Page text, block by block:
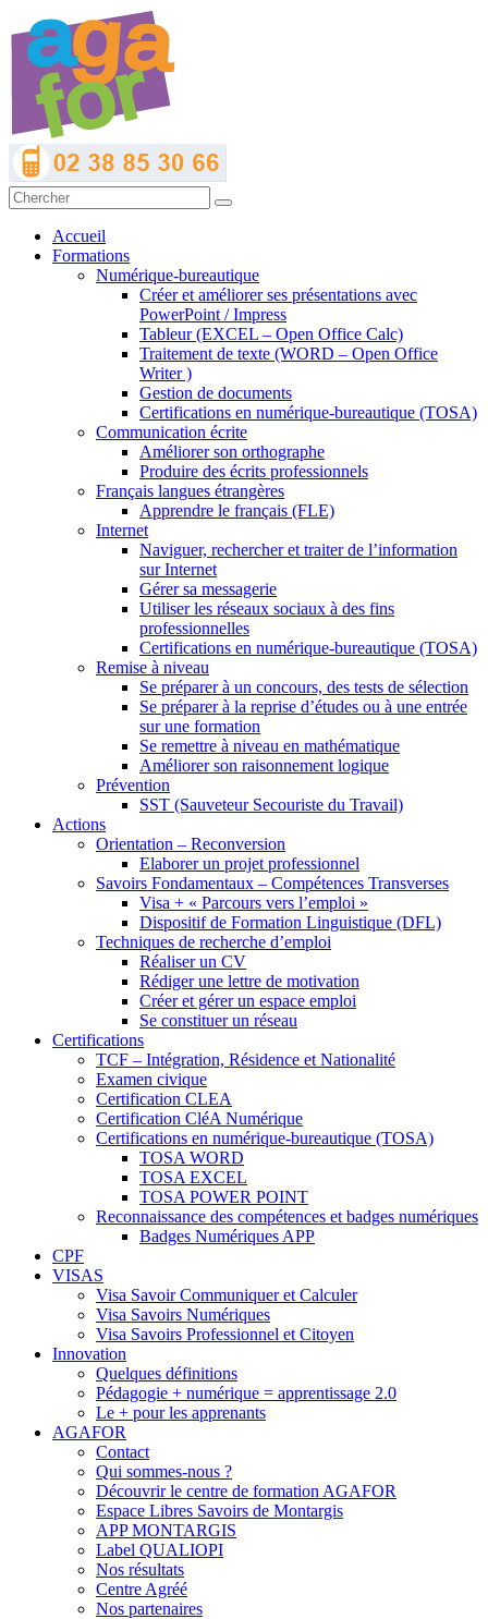
Accueil
Formations
Numérique-bureautique
Créer et améliorer ses présentations avec
PowerPoint / Impress
Tableur (EXCEL – Open Office Calc)
Traitement de texte (WORD – Open Office
Writer )
Gestion de documents
Certifications en numérique-bureautique (TOSA)
Communication écrite
Améliorer son orthographe
Produire des écrits professionnels
Français langues étrangères
Apprendre le français (FLE)
Internet
Naviguer, rechercher et traiter de l’information
sur Internet
Gérer sa messagerie
Utiliser les réseaux sociaux à des fins
professionnelles
Certifications en numérique-bureautique (TOSA)
Remise à niveau
Se préparer à un concours, des tests de sélection
Se préparer à la reprise d’études ou à une entrée
sur une formation
Se remettre à niveau en mathématique
Améliorer son raisonnement logique
Prévention
SST (Sauveteur Secouriste du Travail)
Actions
Orientation – Reconversion
Elaborer un projet professionnel
Savoirs Fondamentaux – Compétences Transverses
Visa + « Parcours vers l’emploi »
Dispositif de Formation Linguistique (DFL)
Techniques de recherche d’emploi
Réaliser un CV
Rédiger une lettre de motivation
Créer et gérer un espace emploi
Se constituer un réseau
Certifications
TCF – Intégration, Résidence et Nationalité
Examen civique
Certification CLEA
Certification CléA Numérique
Certifications en numérique-bureautique (TOSA)
TOSA WORD
TOSA EXCEL
TOSA POWER POINT
Reconnaissance des compétences et badges numériques
Badges Numériques APP
CPF
VISAS
Visa Savoir Communiquer et Calculer
Visa Savoirs Numériques
Visa Savoirs Professionnel et Citoyen
Innovation
Quelques définitions
Pédagogie + numérique = apprentissage 2.0
Le + pour les apprenants
AGAFOR
Contact
Qui sommes-nous ?
Découvrir le centre de formation AGAFOR
Espace Libres Savoirs de Montargis
APP MONTARGIS
Label QUALIOPI
Nos résultats
Centre Agréé
Nos partenaires